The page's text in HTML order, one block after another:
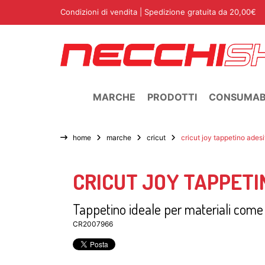
Condizioni di vendita | Spedizione gratuita da 20,00€
MARCHE PRODOTTI
home marche cricut cricut joy tappetino
CRICUT JOY
Tappetino ideale per materiali
CR2007966